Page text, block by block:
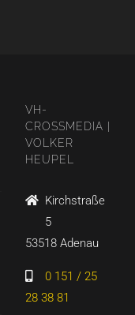
VH-
CROSSMEDIA |
VOLKER
HEUPEL
Kirchstraße
5
53518 Adenau
0 151 / 25
28 38 81